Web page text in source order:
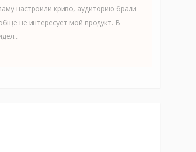
настроили криво, аудиторию брали
не интересует мой продукт. В